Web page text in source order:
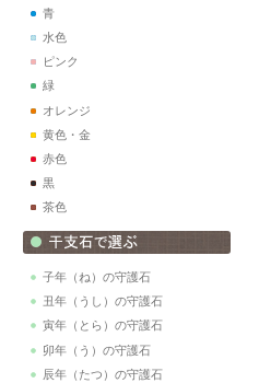
青
水色
ピンク
緑
オレンジ
黄色・金
赤色
黒
茶色
子年（ね）の守護石
丑年（うし）の守護石
寅年（とら）の守護石
卯年（う）の守護石
辰年（たつ）の守護石